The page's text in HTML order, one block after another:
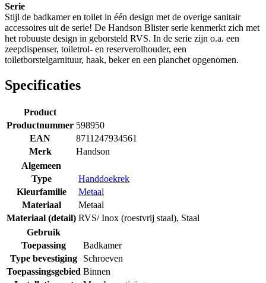
Serie
Stijl de badkamer en toilet in één design met de overige sanitair
accessoires uit de serie! De Handson Blister serie kenmerkt zich met
het robuuste design in geborsteld RVS. In de serie zijn o.a. een
zeepdispenser, toiletrol- en reserverolhouder, een
toiletborstelgarnituur, haak, beker en een planchet opgenomen.
Specificaties
Product
Productnummer 598950
EAN
8711247934561
Merk
Handson
Algemeen
Type
Handdoekrek
Kleurfamilie
Metaal
Materiaal
Metaal
Materiaal (detail) RVS/ Inox (roestvrij staal), Staal
Gebruik
Toepassing
Badkamer
Type bevestiging
Schroeven
Toepassingsgebied Binnen